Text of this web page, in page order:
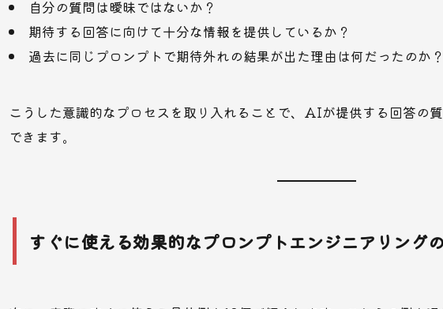
自分の質問は曖昧ではないか？
期待する回答に向けて十分な情報を提供しているか？
過去に同じプロンプトで期待外れの結果が出た理由は何だったのか？
こうした意識的なプロセスを取り入れることで、AIが提供する回答の
できます。
すぐに使える効果的なプロンプトエンジニアリング